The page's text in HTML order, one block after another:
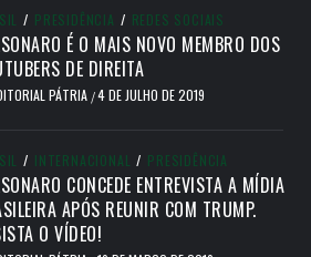
/ PRESIDÊNCIA / REDES SOCIAIS
É O MAIS NOVO MEMBRO DOS
DE DIREITA
PÁTRIA /4 DE JULHO DE 2019
/ INTERNACIONAL / PRESIDÊNCIA
CONCEDE ENTREVISTA A MÍDIA
APÓS REUNIR COM TRUMP.
O VÍDEO!